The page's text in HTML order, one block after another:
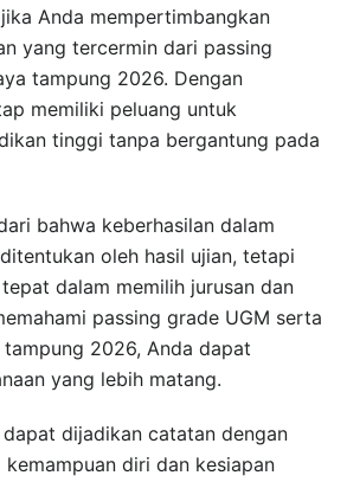
Anda mempertimbangkan
yang tercermin dari passing
tampung 2026. Dengan
memiliki peluang untuk
tinggi tanpa bergantung pada
bahwa keberhasilan dalam
oleh hasil ujian, tetapi
dalam memilih jurusan dan
passing grade UGM serta
2026, Anda dapat
yang lebih matang.
dijadikan catatan dengan
diri dan kesiapan